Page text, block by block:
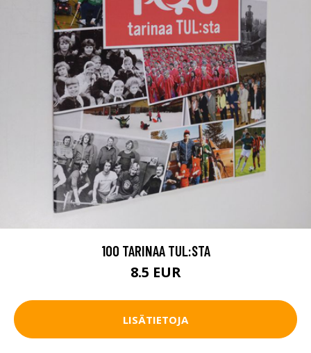
100 TARINAA TUL:STA
8.5 EUR
LISÄTIETOJA